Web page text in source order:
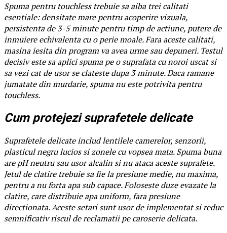
Spuma pentru touchless trebuie sa aiba trei calitati
esentiale: densitate mare pentru acoperire vizuala,
persistenta de 3-5 minute pentru timp de actiune, putere de
inmuiere echivalenta cu o perie moale. Fara aceste calitati,
masina iesita din program va avea urme sau depuneri. Testul
decisiv este sa aplici spuma pe o suprafata cu noroi uscat si
sa vezi cat de usor se clateste dupa 3 minute. Daca ramane
jumatate din murdarie, spuma nu este potrivita pentru
touchless.
Cum protejezi suprafetele delicate
Suprafetele delicate includ lentilele camerelor, senzorii,
plasticul negru lucios si zonele cu vopsea mata. Spuma buna
are pH neutru sau usor alcalin si nu ataca aceste suprafete.
Jetul de clatire trebuie sa fie la presiune medie, nu maxima,
pentru a nu forta apa sub capace. Foloseste duze evazate la
clatire, care distribuie apa uniform, fara presiune
directionata. Aceste setari sunt usor de implementat si reduc
semnificativ riscul de reclamatii pe caroserie delicata.